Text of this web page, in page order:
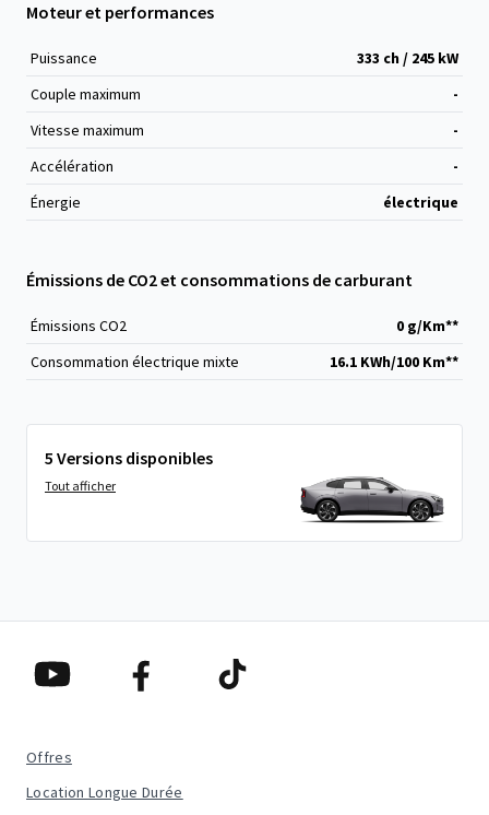
Moteur et performances
Puissance
333 ch / 245 kW
Couple maximum
-
Vitesse maximum
-
Accélération
-
Énergie
électrique
Émissions de CO2 et consommations de carburant
Émissions CO2
0 g/Km**
Consommation électrique mixte
16.1 KWh/100 Km**
5 Versions disponibles
Tout afficher
Offres
Location Longue Durée